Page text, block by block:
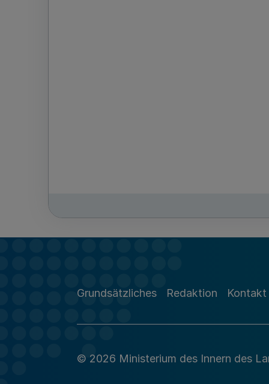
Grundsätzliches Redaktion Kontakt
© 2026 Ministerium des Innern des